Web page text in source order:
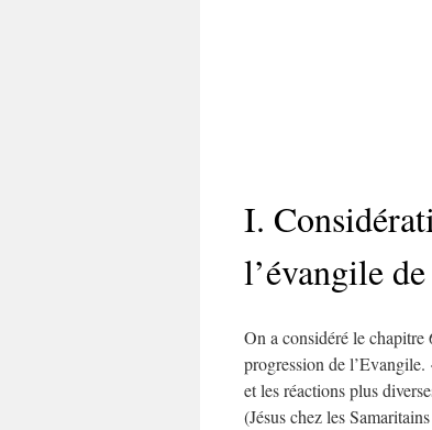
I.
l’évangile
On a considéré le chapitre
progression de
et les réactions plus
(Jésus chez les